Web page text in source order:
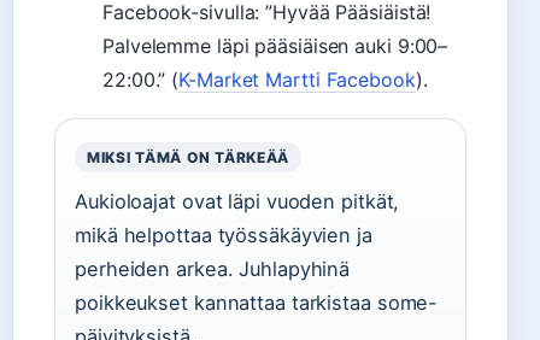
Facebook-sivulla: ”Hyvää Pääsiäistä!
Palvelemme läpi pääsiäisen auki 9:00–
22:00.” (K-Market Martti Facebook).
MIKSI TÄMÄ ON TÄRKEÄÄ
Aukioloajat ovat läpi vuoden pitkät,
mikä helpottaa työssäkäyvien ja
perheiden arkea. Juhlapyhinä
poikkeukset kannattaa tarkistaa some-